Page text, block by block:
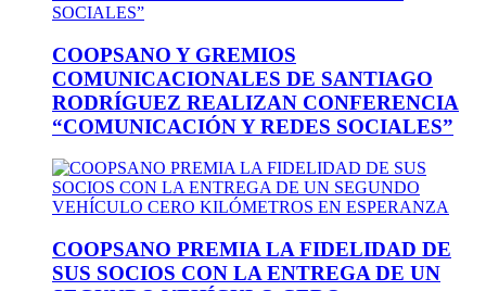
COOPSANO Y GREMIOS
COMUNICACIONALES DE SANTIAGO
RODRÍGUEZ REALIZAN CONFERENCIA
“COMUNICACIÓN Y REDES SOCIALES”
COOPSANO PREMIA LA FIDELIDAD DE
SUS SOCIOS CON LA ENTREGA DE UN